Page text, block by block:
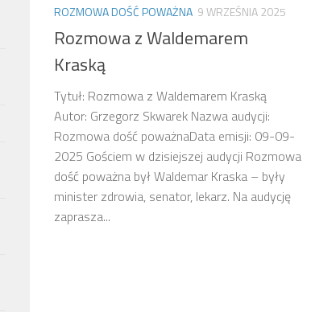
ROZMOWA DOŚĆ POWAŻNA 9 WRZEŚNIA 2025
Rozmowa z Waldemarem
Kraską
Tytuł: Rozmowa z Waldemarem Kraską
Autor: Grzegorz Skwarek Nazwa audycji:
Rozmowa dość poważnaData emisji: 09-09-
2025 Gościem w dzisiejszej audycji Rozmowa
dość poważna był Waldemar Kraska – były
minister zdrowia, senator, lekarz. Na audycję
zaprasza...